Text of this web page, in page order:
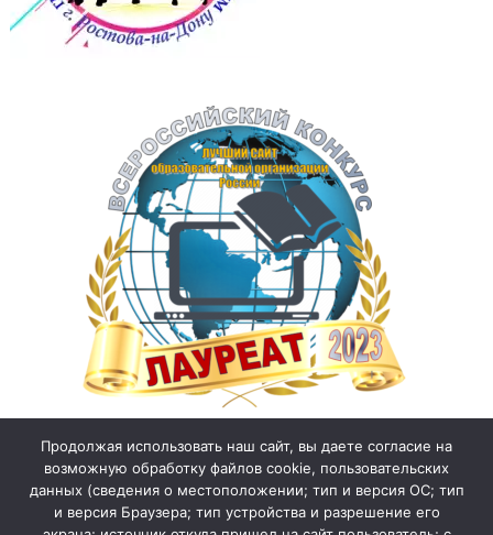
Продолжая использовать наш сайт, вы даете согласие на
возможную обработку файлов cookie, пользовательских
данных (сведения о местоположении; тип и версия ОС; тип
и версия Браузера; тип устройства и разрешение его